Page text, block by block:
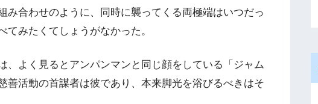
み合わせのように、同時に襲ってくる両極端はいつだっ
みたくてしょうがなかった。
、よく見るとアンパンマンと同じ顔をしている「ジャム
善活動の首謀者は彼であり、本来脚光を浴びるべきはそ